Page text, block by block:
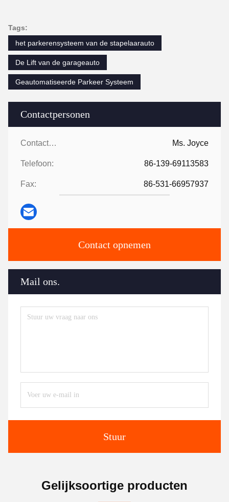
Contactpersonen
Contactpersonen: Ms. Joyce
Telefoon: 86-139-69113583
Fax: 86-531-66957937
Contact opnemen
Mail ons.
Stuur
Tags:
het parkerensysteem van de stapelaarauto
De Lift van de garageauto
Geautomatiseerde Parkeer Systeem
Gelijksoortige producten